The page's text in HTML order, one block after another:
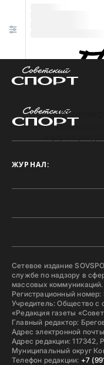
Произошла
ЖУРНАЛ:
Сетевое издание
службе по надзору в
массовых коммуникаций.
Регистрационный
Учредитель: Общество с
«Редакция газеты
Главный редактор:
Адрес электронной
Адрес редакции: 117342,
Муниципальный округ
Телефон редакции: +7